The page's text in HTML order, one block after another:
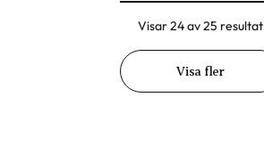
Visar 24 av 25 resultat
Visa fler